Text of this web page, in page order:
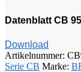
Datenblatt CB
Download
Artikelnummer:
Serie CB Marke: